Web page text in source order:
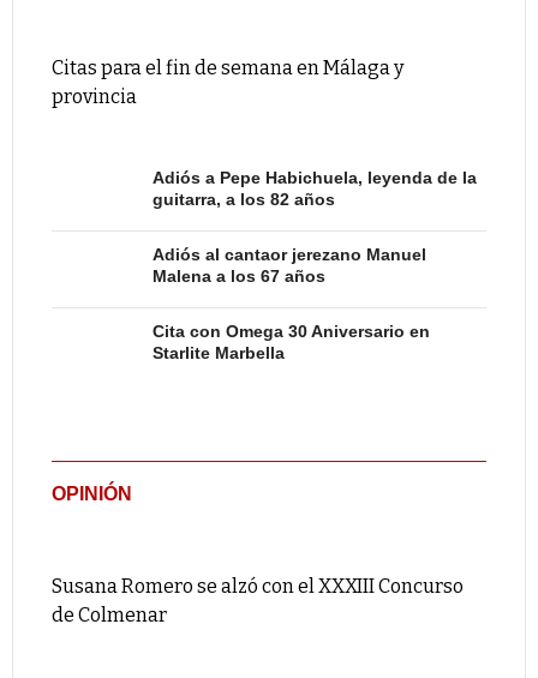
Citas para el fin de semana en Málaga y
provincia
Adiós a Pepe Habichuela, leyenda de la
guitarra, a los 82 años
Adiós al cantaor jerezano Manuel
Malena a los 67 años
Cita con Omega 30 Aniversario en
Starlite Marbella
OPINIÓN
Susana Romero se alzó con el XXXIII Concurso
de Colmenar